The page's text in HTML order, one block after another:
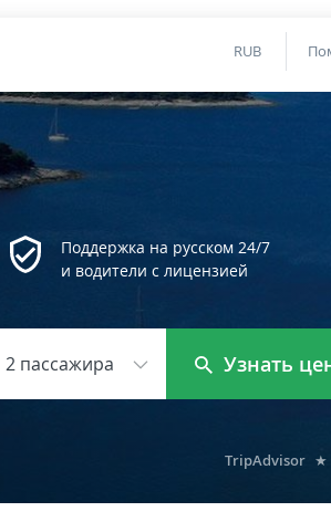
RUB
Поддержка на русском 24/7
и водители с лицензией
2 пассажира Узнать
TripAdvisor